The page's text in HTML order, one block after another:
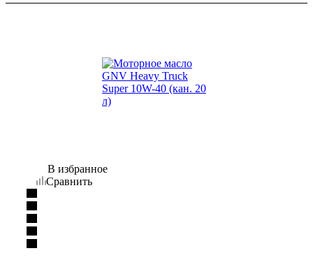
В избранное
Сравнить